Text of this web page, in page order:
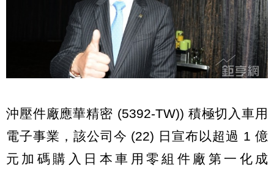
沖壓件廠應華精密 (5392-TW)) 積極切入車用
電子事業，該公司今 (22) 日宣布以超過 1 億
元加碼購入日本車用零組件廠第一化成